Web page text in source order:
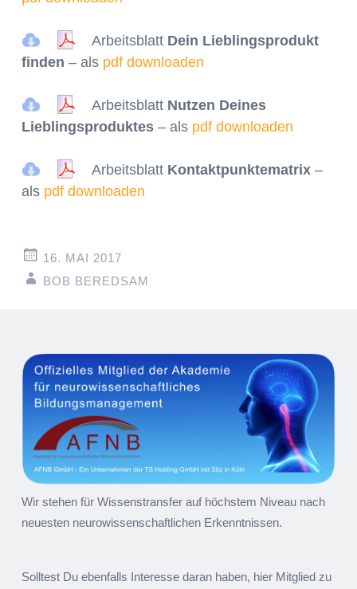
Arbeitsblatt Dein Lieblingsprodukt
finden – als pdf downloaden
Arbeitsblatt Nutzen Deines
Lieblingsproduktes – als pdf downloaden
Arbeitsblatt Kontaktpunktematrix –
als pdf downloaden
16. MAI 2017
BOB BEREDSAM
Artikel-
Navigation
Wir stehen für Wissenstransfer auf höchstem Niveau nach
neuesten neurowissenschaftlichen Erkenntnissen.
Solltest Du ebenfalls Interesse daran haben, hier Mitglied zu